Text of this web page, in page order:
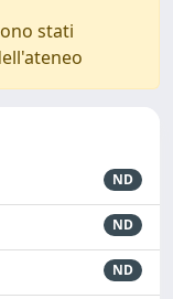
stati
ND
ND
ND